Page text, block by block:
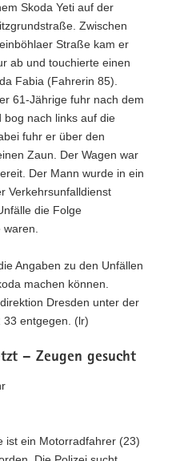
Skoda Yeti auf der
Zwischen
Straße kam er
ab und touchierte einen
Fabia (Fahrerin 85).
61-Jährige fuhr nach dem
nach links auf die
fuhr er über den
Zaun. Der Wagen war
Der Mann wurde in ein
Verkehrsunfalldienst
die Folge
Angaben zu den Unfällen
machen können.
Dresden unter der
33 entgegen. (lr)
– Zeugen gesucht
ist ein Motorradfahrer (23)